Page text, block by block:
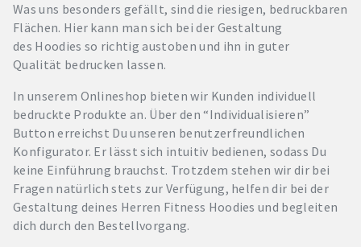
Was uns besonders gefällt, sind die riesigen, bedruckbaren
Flächen. Hier kann man sich bei der Gestaltung
des Hoodies so richtig austoben und ihn in guter
Qualität bedrucken lassen.
In unserem Onlineshop bieten wir Kunden individuell
bedruckte Produkte an. Über den “Individualisieren”
Button erreichst Du unseren benutzerfreundlichen
Konfigurator. Er lässt sich intuitiv bedienen, sodass Du
keine Einführung brauchst. Trotzdem stehen wir dir bei
Fragen natürlich stets zur Verfügung, helfen dir bei der
Gestaltung deines Herren Fitness Hoodies und begleiten
dich durch den Bestellvorgang.